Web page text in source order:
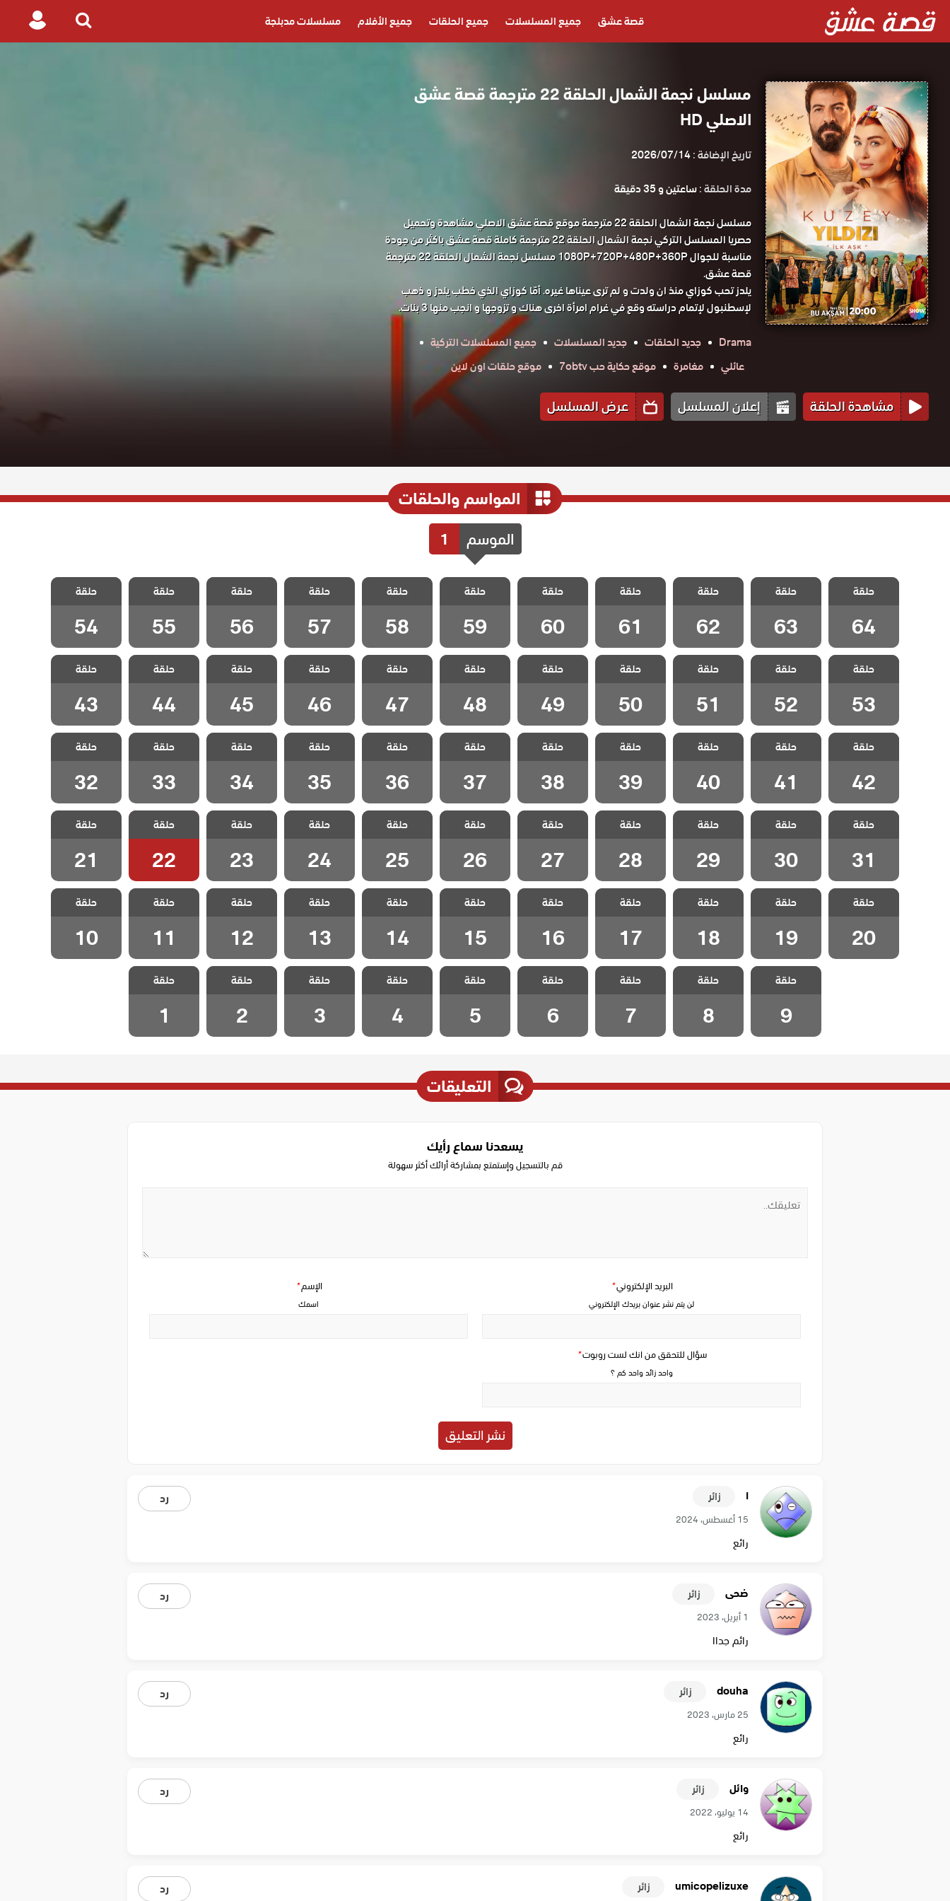
قصة عشق جميع المسلسلات جميع الحلقات جميع الأفلام مسلسلات مدبلجة
Search
Login
مسلسل نجمة الشمال الحلقة 22 مترجمة قصة عشق
الاصلي HD
تاريخ الإضافة :2026/07/14
مدة الحلقة :ساعتين و 35 دقيقة
مسلسل نجمة الشمال الحلقة 22 مترجمة موقع قصة عشق الاصلي مشاهدة وتحميل
حصريا المسلسل التركي نجمة الشمال الحلقة 22 مترجمة كاملة قصة عشق باكثر من جودة
مناسبة للجوال 1080P+720P+480P+360P مسلسل نجمة الشمال الحلقة 22 مترجمة
قصة عشق.
يلدز تحب كوزاي منذ ان ولدت و لم ترى عيناها غيره. أمّا كوزاي الذي خطب يلدز و ذهب
لإسطنبول لإتمام دراسته وقع في غرام امرأة اخرى هناك و تزوجها و انجب منها 3 بنات.
Drama
جديد الحلقات جديد المسلسلات
جميع المسلسلات التركية
عائلي
مغامرة موقع حكاية حب 7obtv موقع حلقات اون لاين
مشاهدة الحلقة إعلان المسلسل عرض المسلسل
المواسم والحلقات
الموسم 1
مسلسل نجمة
الشمال الحلقة
64 والاخيرة
حلقة
64
مسلسل نجمة
الشمال الحلقة
63
حلقة
63
مسلسل نجمة
الشمال الحلقة
62
حلقة
62
مسلسل نجمة
الشمال الحلقة
61
حلقة
61
مسلسل نجمة
الشمال الحلقة
60
حلقة
60
مسلسل نجمة
الشمال الحلقة
59
حلقة
59
مسلسل نجمة
الشمال الحلقة
58
حلقة
58
مسلسل نجمة
الشمال الحلقة
57
حلقة
57
مسلسل نجمة
الشمال الحلقة
56
حلقة
56
مسلسل نجمة
الشمال الحلقة
55
حلقة
55
مسلسل نجمة
الشمال الحلقة
54
حلقة
54
مسلسل نجمة
الشمال الحلقة
53
حلقة
53
مسلسل نجمة
الشمال الحلقة
52
حلقة
52
مسلسل نجمة
الشمال الحلقة
51
حلقة
51
مسلسل نجمة
الشمال الحلقة
50
حلقة
50
مسلسل نجمة
الشمال الحلقة
49
حلقة
49
مسلسل نجمة
الشمال الحلقة
48
حلقة
48
مسلسل نجمة
الشمال الحلقة
47
حلقة
47
مسلسل نجمة
الشمال الحلقة
46
حلقة
46
مسلسل نجمة
الشمال الحلقة
45
حلقة
45
مسلسل نجمة
الشمال الحلقة
44
حلقة
44
مسلسل نجمة
الشمال الحلقة
43
حلقة
43
مسلسل نجمة
الشمال الحلقة
42
حلقة
42
مسلسل نجمة
الشمال الحلقة
41
حلقة
41
مسلسل نجمة
الشمال الحلقة
40
حلقة
40
مسلسل نجمة
الشمال الحلقة
39
حلقة
39
مسلسل نجمة
الشمال الحلقة
38
حلقة
38
مسلسل نجمة
الشمال الحلقة
37
حلقة
37
مسلسل نجمة
الشمال الحلقة
36
حلقة
36
مسلسل نجمة
الشمال الحلقة
35
حلقة
35
مسلسل نجمة
الشمال الحلقة
34
حلقة
34
مسلسل نجمة
الشمال الحلقة
33
حلقة
33
مسلسل نجمة
الشمال الحلقة
32
حلقة
32
مسلسل نجمة
الشمال الحلقة
31
حلقة
31
مسلسل نجمة
الشمال الحلقة
30
حلقة
30
مسلسل نجمة
الشمال الحلقة
29
حلقة
29
مسلسل نجمة
الشمال الحلقة
28
حلقة
28
مسلسل نجمة
الشمال الحلقة
27
حلقة
27
مسلسل نجمة
الشمال الحلقة
26
حلقة
26
مسلسل نجمة
الشمال الحلقة
25
حلقة
25
مسلسل نجمة
الشمال الحلقة
24
حلقة
24
مسلسل نجمة
الشمال الحلقة
23
حلقة
23
مسلسل نجمة
الشمال الحلقة
22
حلقة
22
مسلسل نجمة
الشمال الحلقة
21
حلقة
21
مسلسل نجمة
الشمال الحلقة
20
حلقة
20
مسلسل نجمة
الشمال الحلقة
19
حلقة
19
مسلسل نجمة
الشمال الحلقة
18
حلقة
18
مسلسل نجمة
الشمال الحلقة
17
حلقة
17
مسلسل نجمة
الشمال الحلقة
16
حلقة
16
مسلسل نجمة
الشمال الحلقة
15
حلقة
15
مسلسل نجمة
الشمال الحلقة
14
حلقة
14
مسلسل نجمة
الشمال الحلقة
13
حلقة
13
مسلسل نجمة
الشمال الحلقة
12
حلقة
12
مسلسل نجمة
الشمال الحلقة
11
حلقة
11
مسلسل نجمة
الشمال الحلقة
10
حلقة
10
مسلسل نجمة
الشمال الحلقة 9
حلقة
9
مسلسل نجمة
الشمال الحلقة 8
حلقة
8
مسلسل نجمة
الشمال الحلقة 7
حلقة
7
مسلسل نجمة
الشمال الحلقة 6
حلقة
6
مسلسل نجمة
الشمال الحلقة 5
حلقة
5
مسلسل نجمة
الشمال الحلقة 4
حلقة
4
مسلسل نجمة
الشمال الحلقة 3
حلقة
3
مسلسل نجمة
الشمال الحلقة 2
حلقة
2
مسلسل نجمة
الشمال الحلقة 1
حلقة
1
التعليقات
يسعدنا سماع رأيك
قم بالتسجيل وإستمتع بمشاركة أرائك أكثر سهولة
سؤال للتحقق من انك لست روبوت*
واحد زائد واحد كم ؟
الإسم*
اسمك
البريد الإلكتروني*
لن يتم نشر عنوان بريدك الإلكتروني
ا زائر رد
15 أغسطس، 2024
رائع
ضحى زائر رد
1 أبريل، 2023
رائم جداا
douha زائر رد
25 مارس، 2023
رائع
وائل زائر رد
14 يوليو، 2022
رائع
umicopelizuxe زائر رد